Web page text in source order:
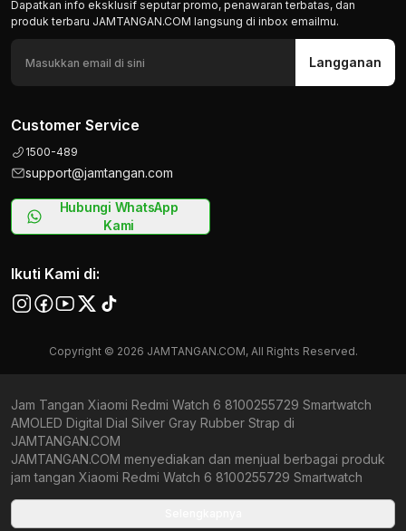
Dapatkan info eksklusif seputar promo, penawaran terbatas, dan
produk terbaru JAMTANGAN.COM langsung di inbox emailmu.
Langganan
Customer Service
1500-489
support@jamtangan.com
Hubungi WhatsApp
Kami
Ikuti Kami di:
Copyright © 2026 JAMTANGAN.COM, All Rights Reserved.
Jam Tangan Xiaomi Redmi Watch 6 8100255729 Smartwatch
AMOLED Digital Dial Silver Gray Rubber Strap di
JAMTANGAN.COM
JAMTANGAN.COM menyediakan dan menjual berbagai produk
jam tangan Xiaomi Redmi Watch 6 8100255729 Smartwatch